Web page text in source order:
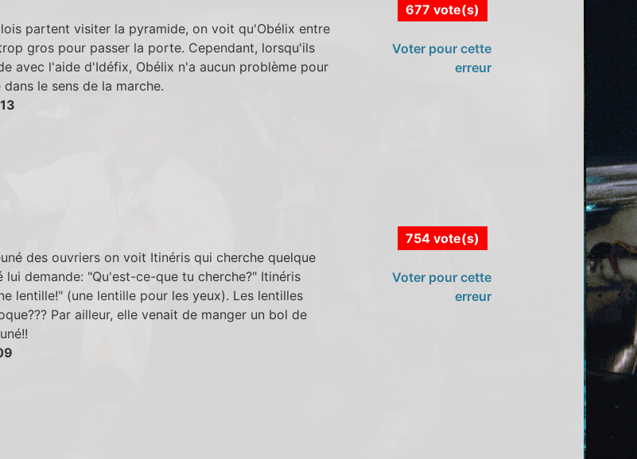
partent visiter la pyramide, on voit qu'Obélix entre
gros pour passer la porte. Cependant, lorsqu'ils
avec l'aide d'Idéfix, Obélix n'a aucun problème pour
le sens de la marche.
677 vote(s)
Voter pour cette
erreur
des ouvriers on voit Itinéris qui cherche quelque
lui demande: "Qu'est-ce-que tu cherche?" Itinéris
lentille!" (une lentille pour les yeux). Les lentilles
Par ailleur, elle venait de manger un bol de
754 vote(s)
Voter pour cette
erreur